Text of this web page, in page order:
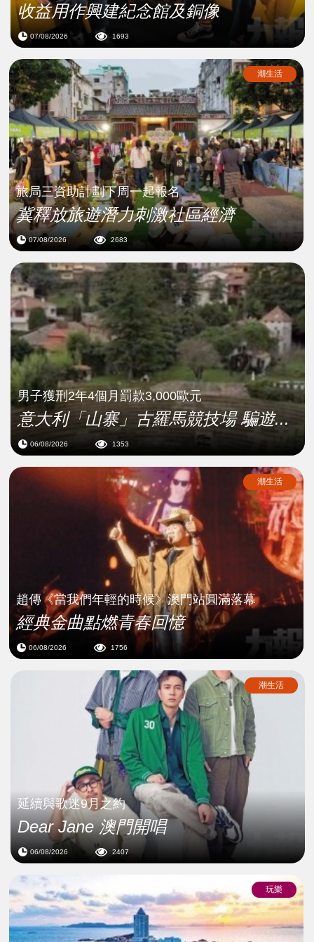
收益用作興建紀念館及銅像
07/08/2026 1693
潮生活
旅局三資助計劃下周一起報名
冀釋放旅遊潛力刺激社區經濟
07/08/2026 2683
男子獲刑2年4個月罰款3,000歐元
意大利「山寨」古羅馬競技場 騙遊...
06/08/2026 1353
潮生活
趙傳《當我們年輕的時候》澳門站圓滿落幕
經典金曲點燃青春回憶
06/08/2026 1756
潮生活
延續與歌迷9月之約
Dear Jane 澳門開唱
06/08/2026 2407
玩樂